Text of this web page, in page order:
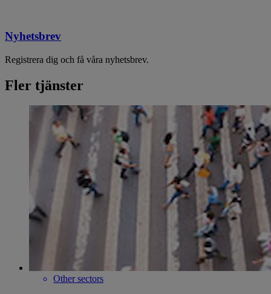
Nyhetsbrev
Registrera dig och få våra nyhetsbrev.
Fler tjänster
Other sectors